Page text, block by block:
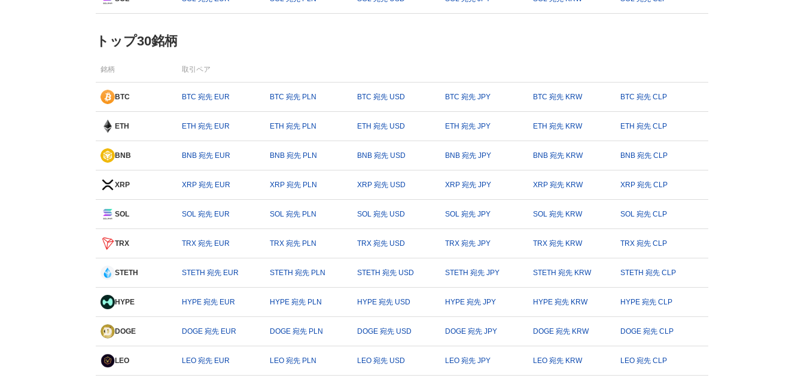
トップ30銘柄
銘柄 取引ペア
BTC BTC 宛先 EUR BTC 宛先 PLN BTC 宛先 USD BTC 宛先 JPY BTC 宛先 KRW BTC 宛先 CLP
ETH ETH 宛先 EUR ETH 宛先 PLN ETH 宛先 USD ETH 宛先 JPY ETH 宛先 KRW ETH 宛先 CLP
BNB BNB 宛先 EUR BNB 宛先 PLN BNB 宛先 USD BNB 宛先 JPY BNB 宛先 KRW BNB 宛先 CLP
XRP XRP 宛先 EUR XRP 宛先 PLN XRP 宛先 USD XRP 宛先 JPY XRP 宛先 KRW XRP 宛先 CLP
SOL SOL 宛先 EUR SOL 宛先 PLN SOL 宛先 USD SOL 宛先 JPY SOL 宛先 KRW SOL 宛先 CLP
TRX TRX 宛先 EUR TRX 宛先 PLN TRX 宛先 USD TRX 宛先 JPY TRX 宛先 KRW TRX 宛先 CLP
STETH STETH 宛先 EUR STETH 宛先 PLN STETH 宛先 USD STETH 宛先 JPY STETH 宛先 KRW STETH 宛先 CLP
HYPE HYPE 宛先 EUR HYPE 宛先 PLN HYPE 宛先 USD HYPE 宛先 JPY HYPE 宛先 KRW HYPE 宛先 CLP
DOGE DOGE 宛先 EUR DOGE 宛先 PLN DOGE 宛先 USD DOGE 宛先 JPY DOGE 宛先 KRW DOGE 宛先 CLP
LEO LEO 宛先 EUR LEO 宛先 PLN LEO 宛先 USD LEO 宛先 JPY LEO 宛先 KRW LEO 宛先 CLP